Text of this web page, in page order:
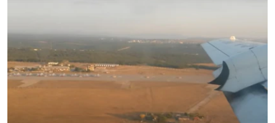
ДЕПОРТАЦІЯ
ВІДЕОУРОКИ «ELIFBE»
СВІДЧЕННЯ ОКУПАЦІЇ
ЯК ОБІЙТИ БЛОКУВАННЯ
Русский